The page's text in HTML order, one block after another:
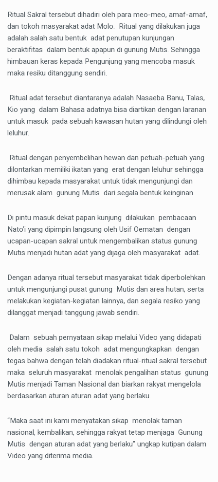
Ritual Sakral tersebut dihadiri oleh para meo-meo, amaf-amaf,
dan tokoh masyarakat adat Molo. Ritual yang dilakukan juga
adalah salah satu bentuk adat penutupan kunjungan
beraktifitas dalam bentuk apapun di gunung Mutis. Sehingga
himbauan keras kepada Pengunjung yang mencoba masuk
maka resiku ditanggung sendiri.
Ritual adat tersebut diantaranya adalah Nasaeba Banu, Talas,
Kio yang dalam Bahasa adatnya bisa diartikan dengan laranan
untuk masuk pada sebuah kawasan hutan yang dilindungi oleh
leluhur.
Ritual dengan penyembelihan hewan dan petuah-petuah yang
dilontarkan memiliki ikatan yang erat dengan leluhur sehingga
dihimbau kepada masyarakat untuk tidak mengunjungi dan
merusak alam gunung Mutis dari segala bentuk keinginan.
Di pintu masuk dekat papan kunjung dilakukan pembacaan
Nato’i yang dipimpin langsung oleh Usif Oematan dengan
ucapan-ucapan sakral untuk mengembalikan status gunung
Mutis menjadi hutan adat yang dijaga oleh masyarakat adat.
Dengan adanya ritual tersebut masyarakat tidak diperbolehkan
untuk mengunjungi pusat gunung Mutis dan area hutan, serta
melakukan kegiatan-kegiatan lainnya, dan segala resiko yang
dilanggat menjadi tanggung jawab sendiri.
Dalam sebuah pernyataan sikap melalui Video yang didapati
oleh media salah satu tokoh adat mengungkapkan dengan
tegas bahwa dengan telah diadakan ritual-ritual sakral tersebut
maka seluruh masyarakat menolak pengalihan status gunung
Mutis menjadi Taman Nasional dan biarkan rakyat mengelola
berdasarkan aturan aturan adat yang berlaku.
“Maka saat ini kami menyatakan sikap menolak taman
nasional, kembalikan, sehingga rakyat tetap menjaga Gunung
Mutis dengan aturan adat yang berlaku” ungkap kutipan dalam
Video yang diterima media.